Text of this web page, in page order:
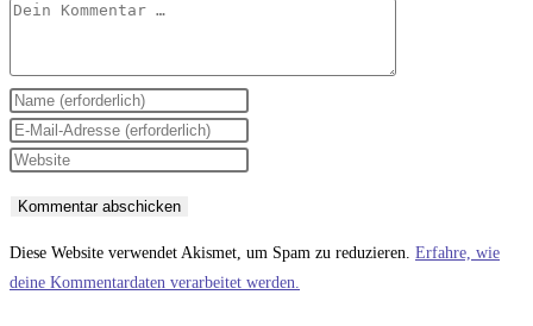
Kommentar
Gib
deinen
Namen
zum
Kommentieren
Gib
deine
Adresse
zum
Gib
URL
ein
Diese Website verwendet Akismet, um Spam zu reduzieren. Erfahre, wie
deine Kommentardaten verarbeitet werden.